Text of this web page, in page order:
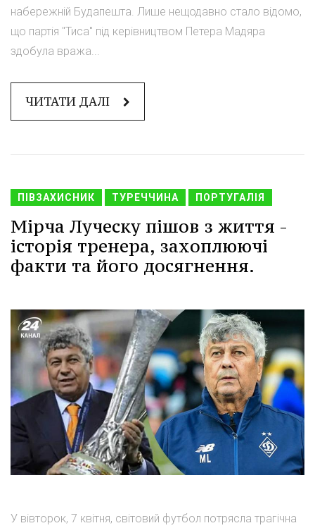
набережній Будапешта. Лише нещодавно стало відомо,
що партія "Тиса" під керівництвом Петера Мадяра
здобула вража...
ЧИТАТИ ДАЛІ
ПІВЗАХИСНИК ТУРЕЧЧИНА ПОРТУГАЛІЯ
Мірча Луческу пішов з життя -
історія тренера, захоплюючі
факти та його досягнення.
У вівторок, 7 квітня, світовий футбол потрясла трагічна